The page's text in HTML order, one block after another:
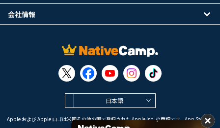
日本語
Apple および Apple ロゴは米国その他の国で登録された Apple Inc. の商標です。App Store は
Apple Inc. のサービスマークです。
会社情報